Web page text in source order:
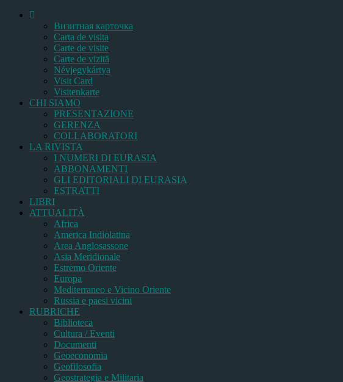
Bизитная карточка
Carta de visita
Carte de visite
Carte de vizită
Névjegykártya
Visit Card
Visitenkarte
CHI SIAMO
PRESENTAZIONE
GERENZA
COLLABORATORI
LA RIVISTA
I NUMERI DI EURASIA
ABBONAMENTI
GLI EDITORIALI DI EURASIA
ESTRATTI
LIBRI
ATTUALITÀ
Africa
America Indiolatina
Area Anglosassone
Asia Meridionale
Estremo Oriente
Europa
Mediterraneo e Vicino Oriente
Russia e paesi vicini
RUBRICHE
Biblioteca
Cultura / Eventi
Documenti
Geoeconomia
Geofilosofia
Geostrategia e Militaria